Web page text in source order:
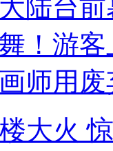
陆台
！游客
师用
楼大火